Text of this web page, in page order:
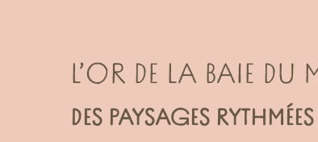
L’OR DE LA BAIE
DES PAYSAGES